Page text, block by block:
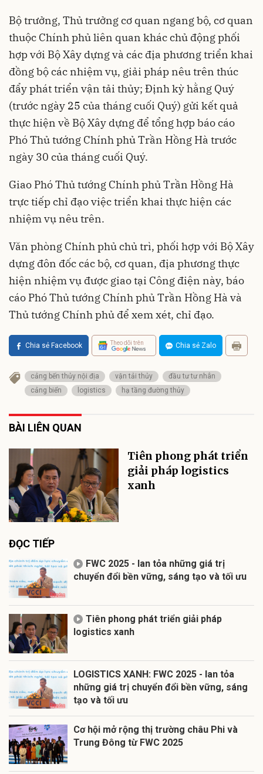
Bộ trưởng, Thủ trưởng cơ quan ngang bộ, cơ quan
thuộc Chính phủ liên quan khác chủ động phối
hợp với Bộ Xây dựng và các địa phương triển khai
đồng bộ các nhiệm vụ, giải pháp nêu trên thúc
đẩy phát triển vận tải thủy; Định kỳ hằng Quý
(trước ngày 25 của tháng cuối Quý) gửi kết quả
thực hiện về Bộ Xây dựng để tổng hợp báo cáo
Phó Thủ tướng Chính phủ Trần Hồng Hà trước
ngày 30 của tháng cuối Quý.
Giao Phó Thủ tướng Chính phủ Trần Hồng Hà
trực tiếp chỉ đạo việc triển khai thực hiện các
nhiệm vụ nêu trên.
Văn phòng Chính phủ chủ trì, phối hợp với Bộ Xây
dựng đôn đốc các bộ, cơ quan, địa phương thực
hiện nhiệm vụ được giao tại Công điện này, báo
cáo Phó Thủ tướng Chính phủ Trần Hồng Hà và
Thủ tướng Chính phủ để xem xét, chỉ đạo.
Chia sẻ Facebook Theo dõi trên Chia sẻ Zalo
cảng bến thủy nội địa vận tải thủy
đầu tư tư nhân
cảng biển
logistics hạ tầng đường thủy
BÀI LIÊN QUAN
Tiên phong phát triển
giải pháp logistics
xanh
ĐỌC TIẾP
FWC 2025 - lan tỏa những giá trị
chuyển đổi bền vững, sáng tạo và tối ưu
Tiên phong phát triển giải pháp
logistics xanh
LOGISTICS XANH: FWC 2025 - lan tỏa
những giá trị chuyển đổi bền vững, sáng
tạo và tối ưu
Cơ hội mở rộng thị trường châu Phi và
Trung Đông từ FWC 2025